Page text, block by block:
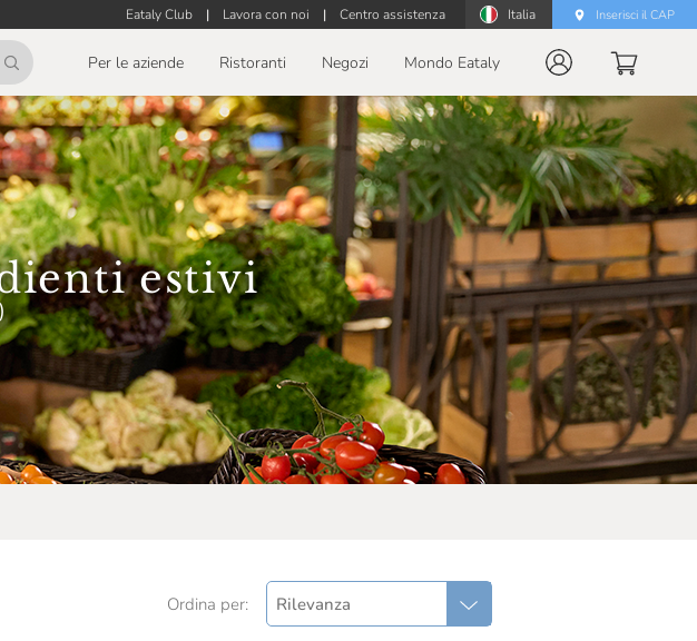
Eataly Club | Lavora con noi | Centro assistenza Italia Inserisci il CAP
Per le aziende Ristoranti Negozi Mondo Eataly
estivi
Ordina per: Rilevanza